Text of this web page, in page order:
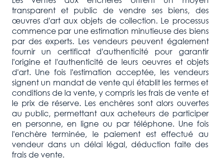
transparent et public de vendre ses biens, des
œuvres d'art aux objets de collection. Le processus
commence par une estimation minutieuse des biens
par des experts. Les vendeurs peuvent également
fournir un certificat d'authenticité pour garantir
l'origine et l'authenticité de leurs oeuvres et objets
d'art. Une fois l'estimation acceptée, les vendeurs
signent un mandat de vente qui établit les termes et
conditions de la vente, y compris les frais de vente et
le prix de réserve. Les enchères sont alors ouvertes
au public, permettant aux acheteurs de participer
en personne, en ligne ou par téléphone. Une fois
l'enchère terminée, le paiement est effectué au
vendeur dans un délai légal, déduction faite des
frais de vente.